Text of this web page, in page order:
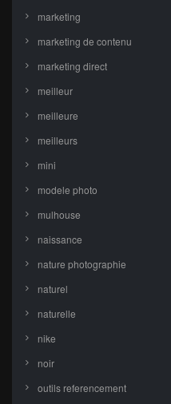
marketing
marketing de contenu
marketing direct
meilleur
meilleure
meilleurs
mini
modele photo
mulhouse
naissance
nature photographie
naturel
naturelle
nike
noir
outils referencement